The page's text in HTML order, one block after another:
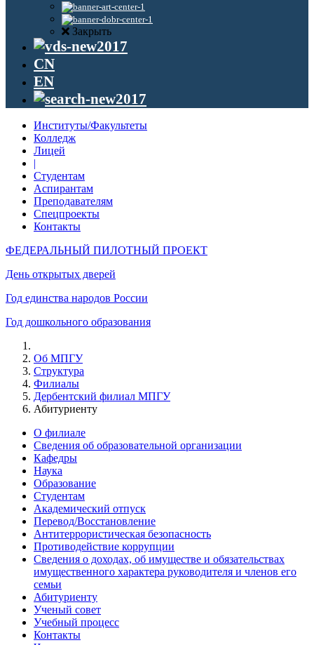
Закрыть
CN
EN
Институты/Факультеты
Колледж
Лицей
|
Студентам
Аспирантам
Преподавателям
Спецпроекты
Контакты
ФЕДЕРАЛЬНЫЙ ПИЛОТНЫЙ ПРОЕКТ
День открытых дверей
Год единства народов России
Год дошкольного образования
Об МПГУ
Структура
Филиалы
Дербентский филиал МПГУ
Абитуриенту
О филиале
Сведения об образовательной организации
Кафедры
Наука
Образование
Студентам
Академический отпуск
Перевод/Восстановление
Антитеррористическая безопасность
Противодействие коррупции
Сведения о доходах, об имуществе и обязательствах
имущественного характера руководителя и членов его
семьи
Абитуриенту
Ученый совет
Учебный процесс
Контакты